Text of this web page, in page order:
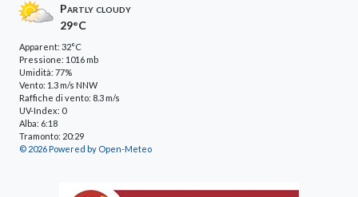
Partly cloudy
29°C
Apparent: 32°C
Pressione: 1016 mb
Umidità: 77%
Vento: 1.3 m/s NNW
Raffiche di vento: 8.3 m/s
UV-Index: 0
Alba: 6:18
Tramonto: 20:29
© 2026 Powered by Open-Meteo